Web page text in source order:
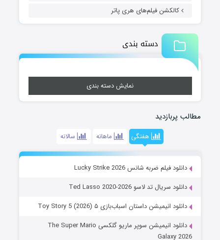
کالکشن فیلم‌های هری پاتر
دسته بندی
نمایش دسته بندی
مطالب پربازدید
هفتگی ماهانه سالانه
دانلود فیلم ضربه شانس Lucky Strike 2026
دانلود سریال تد لاسو Ted Lasso 2020-2026
دانلود انیمیشن داستان اسباب‌بازی ۵ Toy Story 5 (2026)
دانلود انیمیشن سوپر ماریو گلکسی The Super Mario
Galaxy 2026